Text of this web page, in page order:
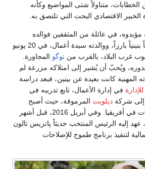
متناولاً شتى المواضيع وكأنه
الاقتصادي البحت التي تلتصق به.
في عائلة من المثقفين فوالده
نيستور كان خبيرً اقتصادياً بنينياً بارزاً، ووالدته سيدة أعمال، في 20 يونيو
غرب البلاد، بالقرب من توگو المجاورة.
ويُحبّ أن يُشير إلى امتلاكه مزرعة لم
المهنية كانت بعيدة عن بينين، فبعد دراسة
في إدارة الأعمال، تابع تدريبه في
إلى شركة ديلويت المرموقة، حيث أصبح
شريكاً وركز على العمليات في أفريقيا. وفي أبريل 2016، قبل أشهر
عهد إليه الرئيس المنتخب حديثاً پاتريس تالون
لتنفيذ برنامج طموح للإصلاحات